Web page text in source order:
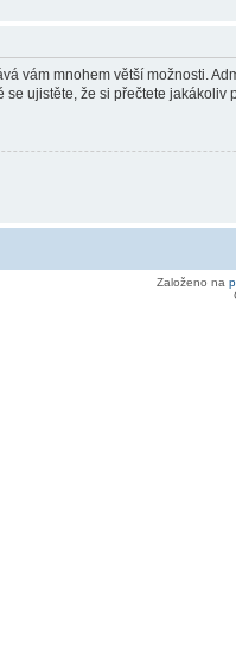
vám mnohem větší možnosti.
ujistěte, že si přečtete jakákoliv
Založeno na